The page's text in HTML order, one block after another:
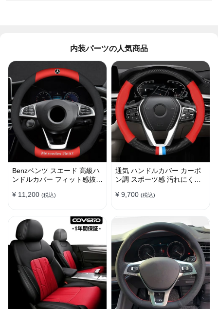
内装パーツの人気商品
Benzベンツ スエード 高級ハ
ンドルカバー フィット感抜群
38CM
¥ 11,200 (税込)
通気 ハンドルカバー カーボ
ン調 スポーツ感 汚れにくい
け簡単 38CM
¥ 9,700 (税込)